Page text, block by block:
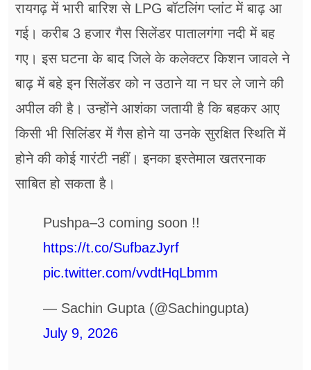
रायगढ़ में भारी बारिश से LPG बॉटलिंग प्लांट में बाढ़ आ
गई। करीब 3 हजार गैस सिलेंडर पातालगंगा नदी में बह
गए। इस घटना के बाद जिले के कलेक्टर किशन जावले ने
बाढ़ में बहे इन सिलेंडर को न उठाने या न घर ले जाने की
अपील की है। उन्होंने आशंका जतायी है कि बहकर आए
किसी भी सिलिंडर में गैस होने या उनके सुरक्षित स्थिति में
होने की कोई गारंटी नहीं। इनका इस्तेमाल खतरनाक
साबित हो सकता है।
Pushpa–3 coming soon !!
https://t.co/SufbazJyrf
pic.twitter.com/vvdtHqLbmm
— Sachin Gupta (@Sachingupta)
July 9, 2026